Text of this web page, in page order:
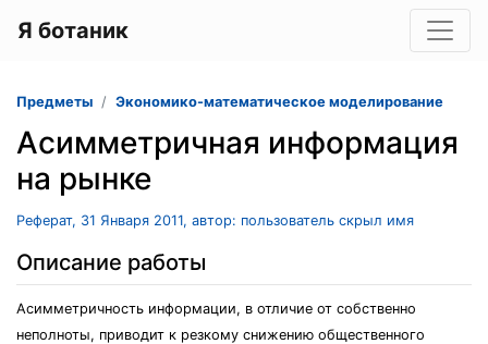
Я ботаник
Предметы Экономико-математическое моделирование
Асимметричная информация
на рынке
Реферат, 31 Января 2011, автор: пользователь скрыл имя
Описание работы
Асимметричность информации, в отличие от собственно
неполноты, приводит к резкому снижению общественного